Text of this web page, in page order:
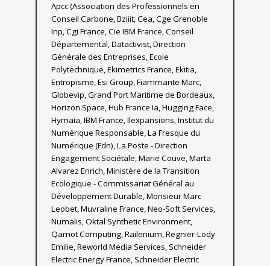
Apcc (Association des Professionnels en
Conseil Carbone, Bziiit, Cea, Cge Grenoble
Inp, Cgi France, Cie IBM France, Conseil
Départemental, Datactivist, Direction
Générale des Entreprises, Ecole
Polytechnique, Ekimetrics France, Ekitia,
Entropisme, Esi Group, Fiammante Marc,
Globevip, Grand Port Maritime de Bordeaux,
Horizon Space, Hub France Ia, Hugging Face,
Hymaia, IBM France, Ilexpansions, Institut du
Numérique Responsable, La Fresque du
Numérique (Fdn), La Poste - Direction
Engagement Sociétale, Marie Couve, Marta
Alvarez Enrich, Ministère de la Transition
Ecologique - Commissariat Général au
Développement Durable, Monsieur Marc
Leobet, Muvraline France, Neo-Soft Services,
Numalis, Oktal Synthetic Environment,
Qarnot Computing, Railenium, Regnier-Lody
Emilie, Reworld Media Services, Schneider
Electric Energy France, Schneider Electric